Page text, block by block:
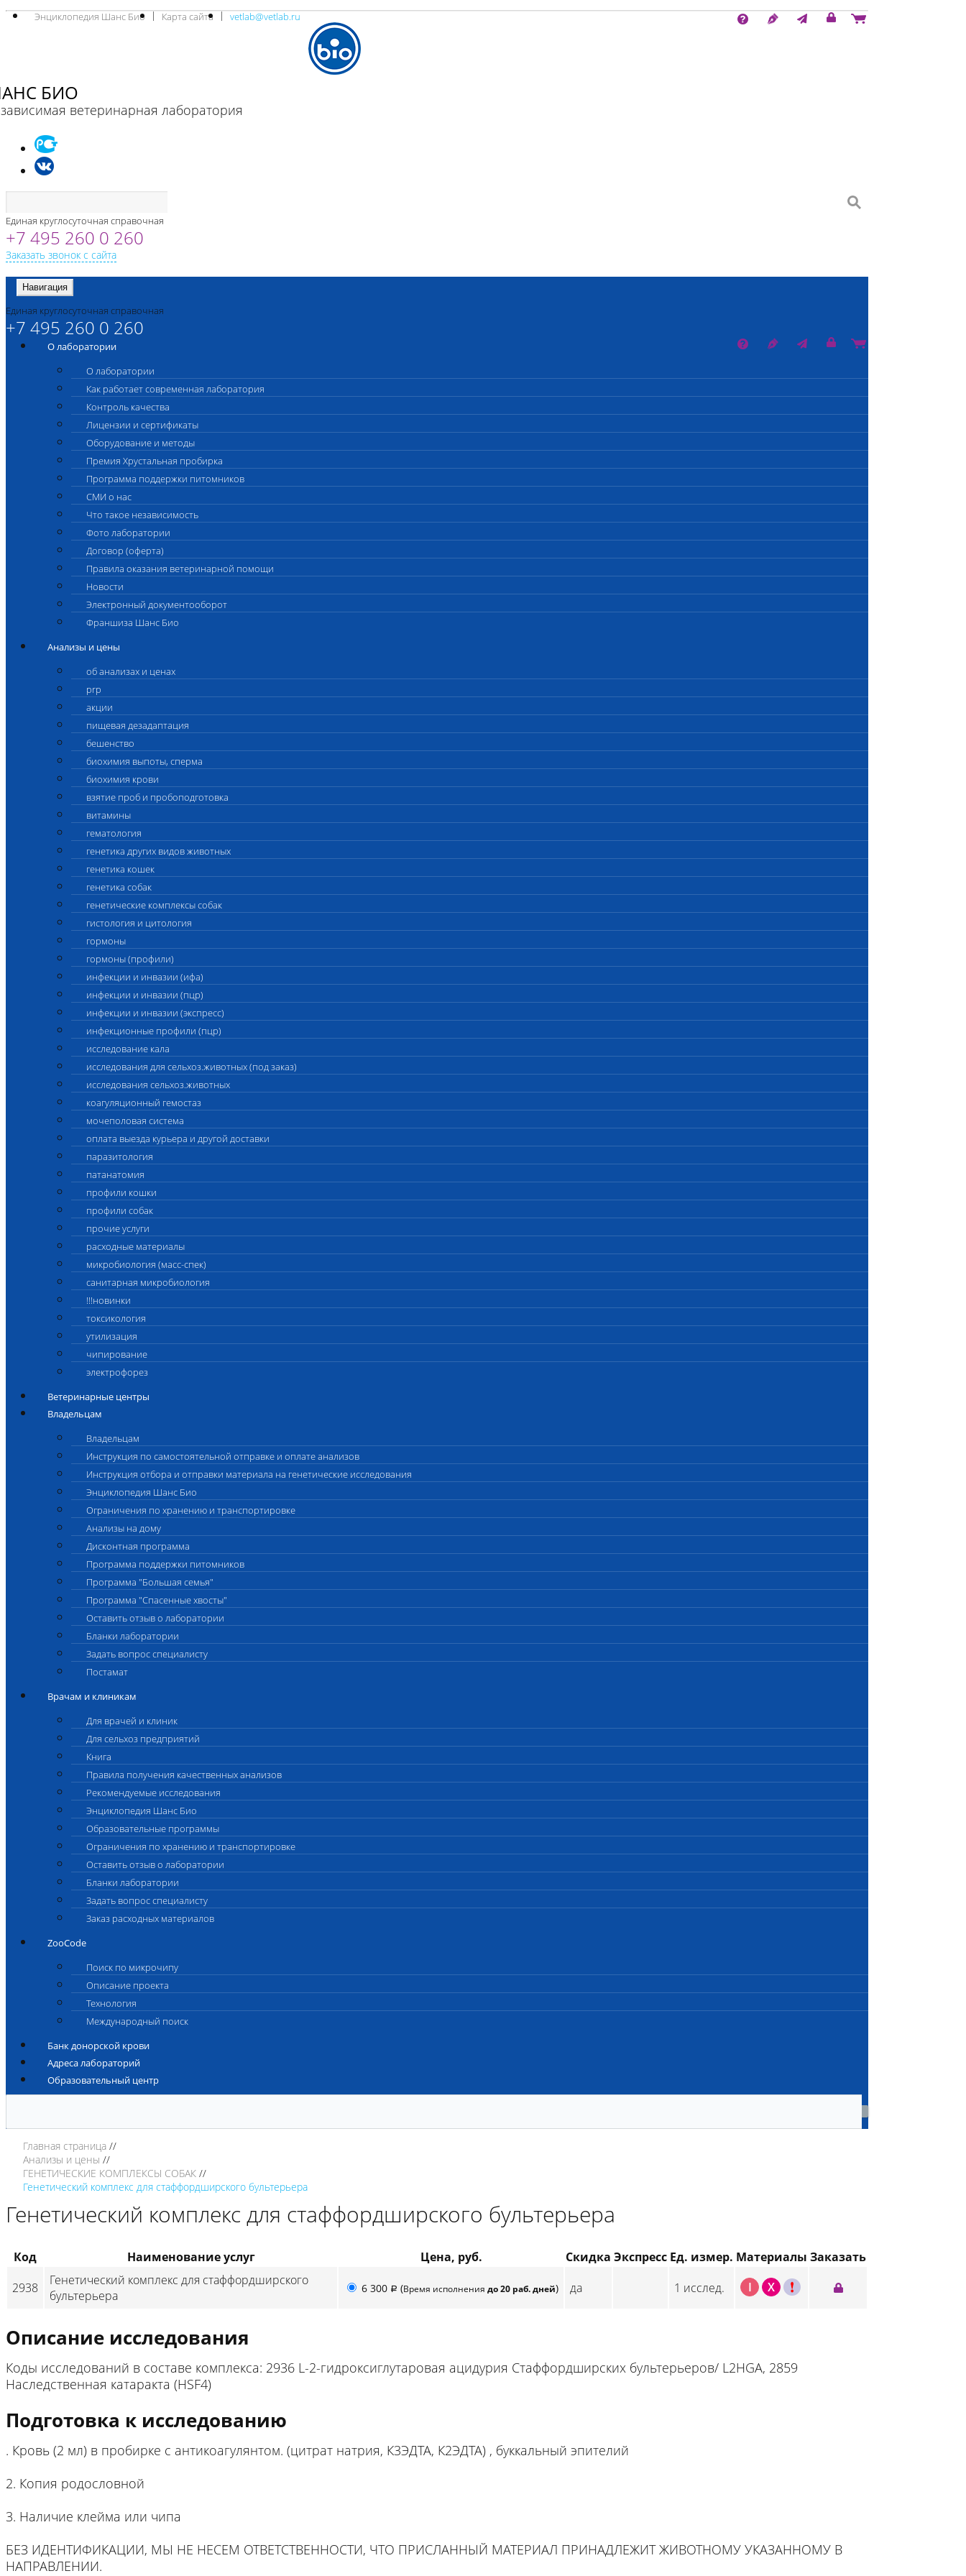
Энциклопедия Шанс Био Карта сайта vetlab@vetlab.ru
БИО
ветеринарная лаборатория
Единая круглосуточная справочная
+7 495 260 0 260
Заказать звонок с сайта
Навигация
Единая круглосуточная справочная
+7 495 260 0 260
О лаборатории
О лаборатории
Как работает современная лаборатория
Контроль качества
Лицензии и сертификаты
Оборудование и методы
Премия Хрустальная пробирка
Программа поддержки питомников
СМИ о нас
Что такое независимость
Фото лаборатории
Договор (оферта)
Правила оказания ветеринарной помощи
Новости
Электронный документооборот
Франшиза Шанс Био
Анализы и цены
об анализах и ценах
prp
акции
пищевая дезадаптация
бешенство
биохимия выпоты, сперма
биохимия крови
взятие проб и пробоподготовка
витамины
гематология
генетика других видов животных
генетика кошек
генетика собак
генетические комплексы собак
гистология и цитология
гормоны
гормоны (профили)
инфекции и инвазии (ифа)
инфекции и инвазии (пцр)
инфекции и инвазии (экспресс)
инфекционные профили (пцр)
исследование кала
исследования для сельхоз.животных (под заказ)
исследования сельхоз.животных
коагуляционный гемостаз
мочеполовая система
оплата выезда курьера и другой доставки
паразитология
патанатомия
профили кошки
профили собак
прочие услуги
расходные материалы
микробиология (масс-спек)
санитарная микробиология
!!!новинки
токсикология
утилизация
чипирование
электрофорез
Ветеринарные центры
Владельцам
Владельцам
Инструкция по самостоятельной отправке и оплате анализов
Инструкция отбора и отправки материала на генетические исследования
Энциклопедия Шанс Био
Ограничения по хранению и транспортировке
Анализы на дому
Дисконтная программа
Программа поддержки питомников
Программа "Большая семья"
Программа "Спасенные хвосты"
Оставить отзыв о лаборатории
Бланки лаборатории
Задать вопрос специалисту
Постамат
Врачам и клиникам
Для врачей и клиник
Для сельхоз предприятий
Книга
Правила получения качественных анализов
Рекомендуемые исследования
Энциклопедия Шанс Био
Образовательные программы
Ограничения по хранению и транспортировке
Оставить отзыв о лаборатории
Бланки лаборатории
Задать вопрос специалисту
Заказ расходных материалов
ZooCode
Поиск по микрочипу
Описание проекта
Технология
Международный поиск
Банк донорской крови
Адреса лабораторий
Образовательный центр
Главная страница
Анализы и цены
ГЕНЕТИЧЕСКИЕ КОМПЛЕКСЫ СОБАК
Генетический комплекс для стаффордширского бультерьера
Генетический комплекс для стаффордширского бультерьера
Код Наименование услуг Цена, руб. Скидка Экспресс Ед. измер. Материалы Заказать
2938
Генетический комплекс для стаффордширского
бультерьера
6 300 p (Время исполнения до 20 раб. дней) да 1 исслед. I X C
Описание исследования
Коды исследований в составе комплекса: 2936 L-2-гидроксиглутаровая ацидурия Стаффордширских бультерьеров/ L2HGA, 2859
Наследственная катаракта (HSF4)
Подготовка к исследованию
. Кровь (2 мл) в пробирке с антикоагулянтом. (цитрат натрия, К3ЭДТА, К2ЭДТА) , буккальный эпителий
2. Копия родословной
3. Наличие клейма или чипа
БЕЗ ИДЕНТИФИКАЦИИ, МЫ НЕ НЕСЕМ ОТВЕТСТВЕННОСТИ, ЧТО ПРИСЛАННЫЙ МАТЕРИАЛ ПРИНАДЛЕЖИТ ЖИВОТНОМУ УКАЗАННОМУ В
НАПРАВЛЕНИИ.